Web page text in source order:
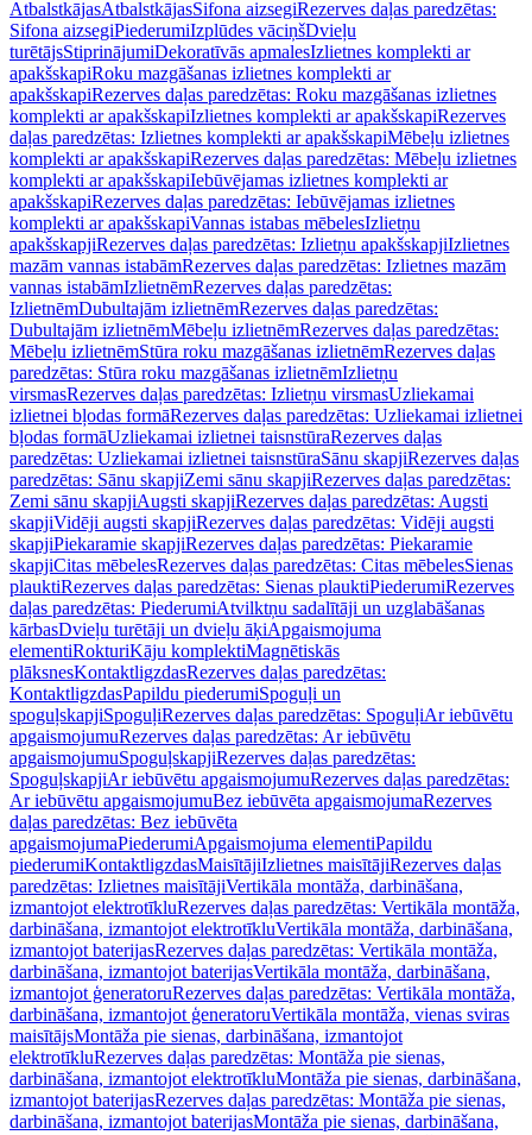
AtbalstkājasAtbalstkājasSifona aizsegiRezerves daļas paredzētas:
Sifona aizsegiPiederumiIzplūdes vāciņšDvieļu
turētājsStiprinājumiDekoratīvās apmalesIzlietnes komplekti ar
apakšskapiRoku mazgāšanas izlietnes komplekti ar
apakšskapiRezerves daļas paredzētas: Roku mazgāšanas izlietnes
komplekti ar apakšskapiIzlietnes komplekti ar apakšskapiRezerves
daļas paredzētas: Izlietnes komplekti ar apakšskapiMēbeļu izlietnes
komplekti ar apakšskapiRezerves daļas paredzētas: Mēbeļu izlietnes
komplekti ar apakšskapiIebūvējamas izlietnes komplekti ar
apakšskapiRezerves daļas paredzētas: Iebūvējamas izlietnes
komplekti ar apakšskapiVannas istabas mēbelesIzlietņu
apakšskapjiRezerves daļas paredzētas: Izlietņu apakšskapjiIzlietnes
mazām vannas istabāmRezerves daļas paredzētas: Izlietnes mazām
vannas istabāmIzlietnēmRezerves daļas paredzētas:
IzlietnēmDubultajām izlietnēmRezerves daļas paredzētas:
Dubultajām izlietnēmMēbeļu izlietnēmRezerves daļas paredzētas:
Mēbeļu izlietnēmStūra roku mazgāšanas izlietnēmRezerves daļas
paredzētas: Stūra roku mazgāšanas izlietnēmIzlietņu
virsmasRezerves daļas paredzētas: Izlietņu virsmasUzliekamai
izlietnei bļodas formāRezerves daļas paredzētas: Uzliekamai izlietnei
bļodas formāUzliekamai izlietnei taisnstūraRezerves daļas
paredzētas: Uzliekamai izlietnei taisnstūraSānu skapjiRezerves daļas
paredzētas: Sānu skapjiZemi sānu skapjiRezerves daļas paredzētas:
Zemi sānu skapjiAugsti skapjiRezerves daļas paredzētas: Augsti
skapjiVidēji augsti skapjiRezerves daļas paredzētas: Vidēji augsti
skapjiPiekaramie skapjiRezerves daļas paredzētas: Piekaramie
skapjiCitas mēbelesRezerves daļas paredzētas: Citas mēbelesSienas
plauktiRezerves daļas paredzētas: Sienas plauktiPiederumiRezerves
daļas paredzētas: PiederumiAtvilktņu sadalītāji un uzglabāšanas
kārbasDvieļu turētāji un dvieļu āķiApgaismojuma
elementiRokturiKāju komplektiMagnētiskās
plāksnesKontaktligzdasRezerves daļas paredzētas:
KontaktligzdasPapildu piederumiSpoguļi un
spoguļskapjiSpoguļiRezerves daļas paredzētas: SpoguļiAr iebūvētu
apgaismojumuRezerves daļas paredzētas: Ar iebūvētu
apgaismojumuSpoguļskapjiRezerves daļas paredzētas:
SpoguļskapjiAr iebūvētu apgaismojumuRezerves daļas paredzētas:
Ar iebūvētu apgaismojumuBez iebūvēta apgaismojumaRezerves
daļas paredzētas: Bez iebūvēta
apgaismojumaPiederumiApgaismojuma elementiPapildu
piederumiKontaktligzdasMaisītājiIzlietnes maisītājiRezerves daļas
paredzētas: Izlietnes maisītājiVertikāla montāža, darbināšana,
izmantojot elektrotīkluRezerves daļas paredzētas: Vertikāla montāža,
darbināšana, izmantojot elektrotīkluVertikāla montāža, darbināšana,
izmantojot baterijasRezerves daļas paredzētas: Vertikāla montāža,
darbināšana, izmantojot baterijasVertikāla montāža, darbināšana,
izmantojot ģeneratoruRezerves daļas paredzētas: Vertikāla montāža,
darbināšana, izmantojot ģeneratoruVertikāla montāža, vienas sviras
maisītājsMontāža pie sienas, darbināšana, izmantojot
elektrotīkluRezerves daļas paredzētas: Montāža pie sienas,
darbināšana, izmantojot elektrotīkluMontāža pie sienas, darbināšana,
izmantojot baterijasRezerves daļas paredzētas: Montāža pie sienas,
darbināšana, izmantojot baterijasMontāža pie sienas, darbināšana,